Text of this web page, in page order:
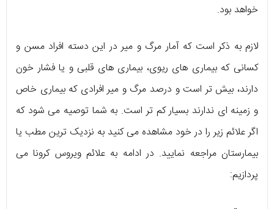
خواهد بود.
لازم به ذکر است که آمار مرگ و میر در این دسته افراد مسن و
کسانی که بیماری های ریوی، بیماری های قلبی و یا فشار خون
دارند، بیش تر است و درصد مرگ و میر افرادی که بیماری خاص
و زمینه ای ندارند بسیار کم تر است. به شما توصیه می شود که
اگر علائم زیر را در خود مشاهده می کنید به نزدیک ترین مطب یا
بیمارستان مراجعه نمایید. در ادامه به علائم ویروس کرونا می
پردازیم: